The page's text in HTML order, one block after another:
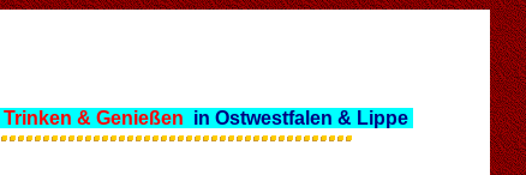
Trinken & Genießen in Ostwestfalen & Lippe